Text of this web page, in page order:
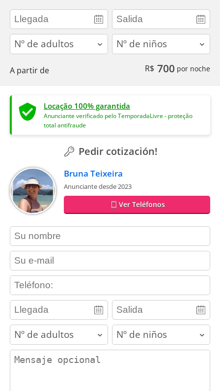
adults children
A partir de R$ 700 por noche
Locação 100% garantida
Anunciante verificado pelo TemporadaLivre - proteção
total antifraude
Pedir cotización!
Bruna Teixeira
Anunciante desde 2023
Ver Teléfonos
contact_name
contact_email
contact_phone
adults children
contact_message